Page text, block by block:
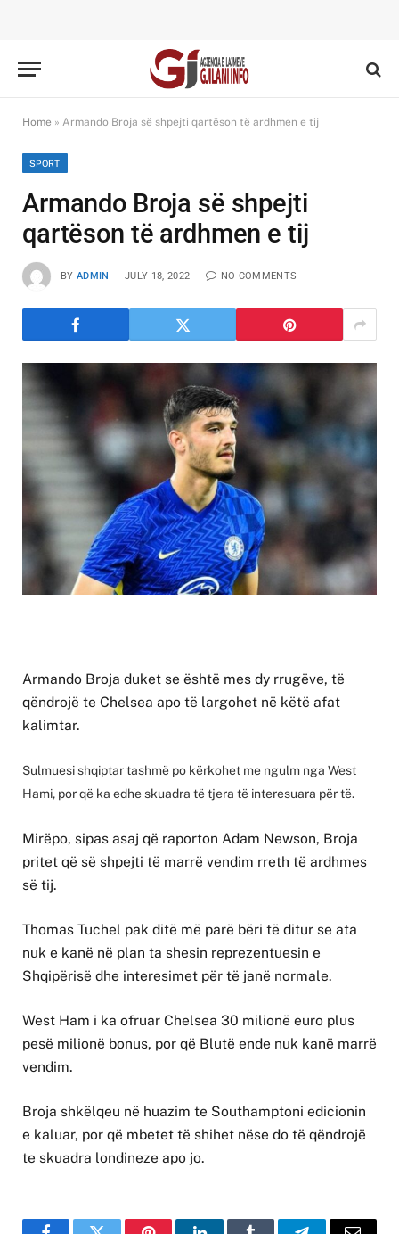
Home » Armando Broja së shpejti qartëson të ardhmen e tij
SPORT
Armando Broja së shpejti
qartëson të ardhmen e tij
BY ADMIN JULY 18, 2022 NO COMMENTS
Armando Broja duket se është mes dy rrugëve, të
qëndrojë te Chelsea apo të largohet në këtë afat
kalimtar.
Sulmuesi shqiptar tashmë po kërkohet me ngulm nga West
Hami, por që ka edhe skuadra të tjera të interesuara për të.
Mirëpo, sipas asaj që raporton Adam Newson, Broja
pritet që së shpejti të marrë vendim rreth të ardhmes
së tij.
Thomas Tuchel pak ditë më parë bëri të ditur se ata
nuk e kanë në plan ta shesin reprezentuesin e
Shqipërisë dhe interesimet për të janë normale.
West Ham i ka ofruar Chelsea 30 milionë euro plus
pesë milionë bonus, por që Blutë ende nuk kanë marrë
vendim.
Broja shkëlqeu në huazim te Southamptoni edicionin
e kaluar, por që mbetet të shihet nëse do të qëndrojë
te skuadra londineze apo jo.